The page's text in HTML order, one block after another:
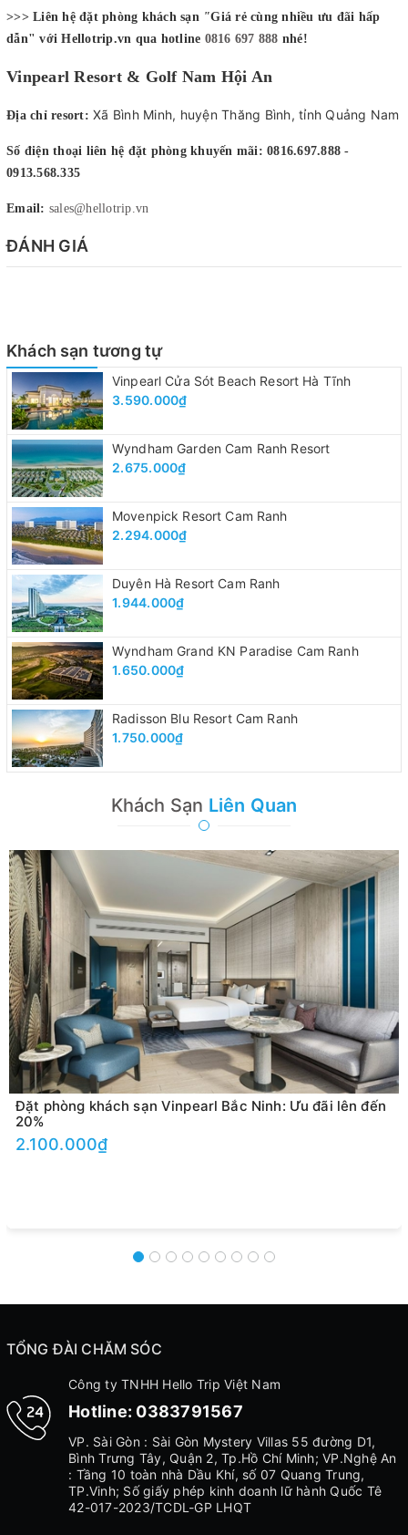
>>> Liên hệ đặt phòng khách sạn"Giá rẻ cùng nhiều ưu đãi hấp
dẫn" với Hellotrip.vn qua hotline 0816 697 888 nhé!
Vinpearl Resort & Golf Nam Hội An
Địa chỉ resort: Xã Bình Minh, huyện Thăng Bình, tỉnh Quảng Nam
Số điện thoại liên hệ đặt phòng khuyến mãi: 0816.697.888 -
0913.568.335
Email: sales@hellotrip.vn
ĐÁNH GIÁ
Khách sạn tương tự
Vinpearl Cửa Sót Beach Resort Hà Tĩnh
3.590.000₫
Wyndham Garden Cam Ranh Resort
2.675.000₫
Movenpick Resort Cam Ranh
2.294.000₫
Duyên Hà Resort Cam Ranh
1.944.000₫
Wyndham Grand KN Paradise Cam Ranh
1.650.000₫
Radisson Blu Resort Cam Ranh
1.750.000₫
Khách Sạn Liên Quan
Đặt phòng khách sạn Vinpearl Bắc Ninh: Ưu đãi lên đến
20%
2.100.000₫
TỔNG ĐÀI CHĂM SÓC
Công ty TNHH Hello Trip Việt Nam
Hotline: 0383791567
VP. Sài Gòn : Sài Gòn Mystery Villas 55 đường D1,
Bình Trưng Tây, Quận 2, Tp.Hồ Chí Minh; VP.Nghệ An
: Tầng 10 toàn nhà Dầu Khí, số 07 Quang Trung,
TP.Vinh; Số giấy phép kinh doanh lữ hành Quốc Tê
42-017-2023/TCDL-GP LHQT